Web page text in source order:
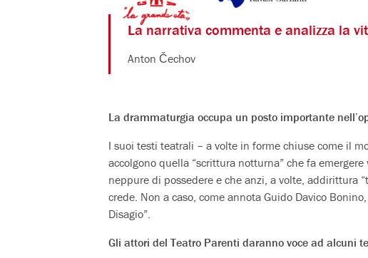
La narrativa commenta e analizza la
Anton Čechov
La drammaturgia occupa un posto importante
I suoi testi teatrali – a volte in forme chiuse come il
accolgono quella “scrittura notturna” che fa
neppure di possedere e che anzi, a volte, addirittura
crede. Non a caso, come annota Guido Davico
Disagio”.
Gli attori del Teatro Parenti daranno voce ad alcuni